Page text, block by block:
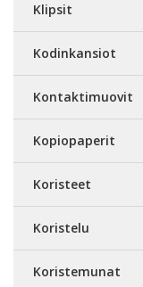
Klipsit
Kodinkansiot
Kontaktimuovit
Kopiopaperit
Koristeet
Koristelu
Koristemunat